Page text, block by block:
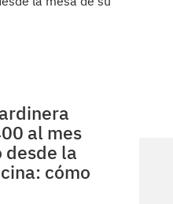
al mes
desde la
cómo